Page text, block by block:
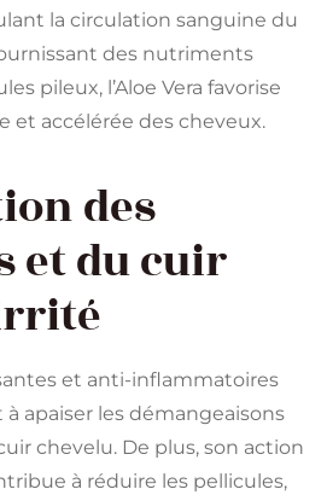
la circulation sanguine du
des nutriments
pileux, l’Aloe Vera favorise
et accélérée des cheveux.
des
et du cuir
et anti-inflammatoires
à apaiser les démangeaisons
chevelu. De plus, son action
à réduire les pellicules,